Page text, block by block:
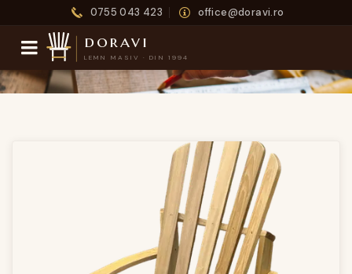
0755 043 423 office@doravi.ro
doravi
LEMN MASIV · DIN 1994